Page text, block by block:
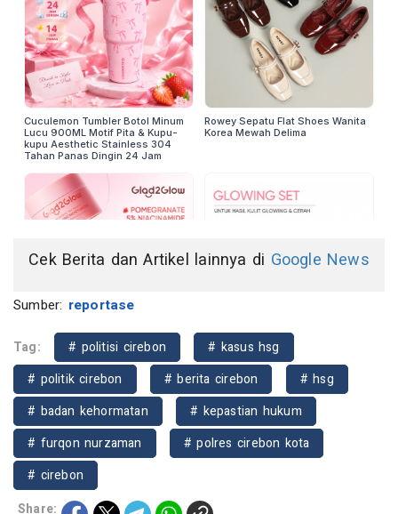
Cek Berita dan Artikel lainnya di Google News
Sumber: reportase
Tag: # politisi cirebon
# kasus hsg
# politik cirebon
# berita cirebon
# hsg
# badan kehormatan
# kepastian hukum
# furqon nurzaman
# polres cirebon kota
# cirebon
Share: